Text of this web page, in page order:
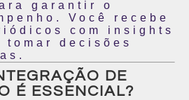
garantir o
Você recebe
com insights
decisões
DE
É ESSENCIAL?